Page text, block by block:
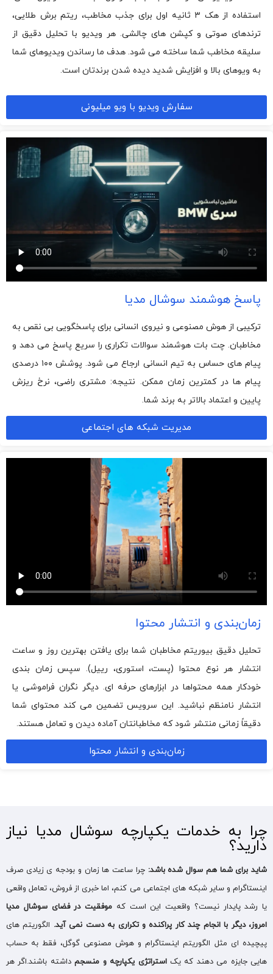
استفاده از هک ۳ ثانیه اول برای جذب مخاطب، ریتم برش طلایی،
ترندهای صوتی و کپشن های چالشی. هر ویدیو با تحلیل دقیق از
سلیقه مخاطب شما ساخته می شود. هدف ما رساندن ویدیوهای شما
به ویوهای بالا و افزایش شدید دیده شدن برندتان است.
سفارش ویدیو با ویو میلیونی
پاسخ هوشمند سوشال مدیا
ترکیبی از هوش مصنوعی و نیروی انسانی برای پاسخگویی بی نقص به
مخاطبان. چت بات هوشمند سوالات تکراری را سریع پاسخ می دهد و
پیام های حساس به تیم انسانی ارجاع می شود. پوشش ۱۰۰ درصدی
پیام ها در کمترین زمان ممکن. نتیجه: مشتری راضی، نرخ ریزش
پایین و اعتماد بالاتر به برند شما.
مدیریت شبکه های اجتماعی
زمان‌بندی و انتشار محتوا
تحلیل دقیق بیوریتم مخاطبان شما برای یافتن بهترین روز و ساعت
انتشار هر نوع محتوا (پست، استوری، رییل). سپس زمان بندی
خودکار همه محتواها در ابزارهای حرفه ای. دیگر نگران فراموشی یا
انتشار نامنظم نباشید. این سرویس تضمین می کند محتوای شما
دقیقاً زمانی منتشر شود که مخاطبانتان آماده دیدن و تعامل هستند.
زمان‌بندی و انتشار محتوا
چرا به خدمات یکپارچه سوشال مدیا نیاز
دارید؟
شاید برای شما هم سوال شده باشد: چرا ساعت ها زمان و بودجه ی زیادی صرف
اینستاگرام و سایر شبکه های اجتماعی می کنم، اما خبری از فروش، تعامل واقعی
یا رشد پایدار نیست؟ واقعیت این است که موفقیت در فضای سوشال مدیا
امروز، دیگر با انجام چند کار پراکنده و تکراری به دست نمی آید. الگوریتم های
پیچیده ای مثل الگوریتم اینستاگرام و هوش مصنوعی گوگل، فقط به حساب
هایی جایزه می دهند که یکاستراتژی یکپارچه و منسجمداشته باشند.اگر هر